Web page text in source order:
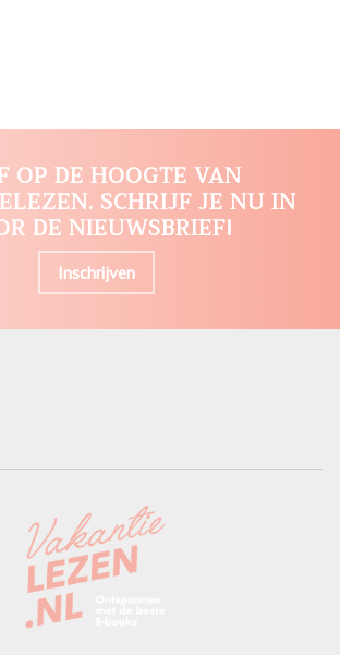
OP DE HOOGTE VAN
SCHRIJF JE NU IN
DE NIEUWSBRIEF!
Inschrijven